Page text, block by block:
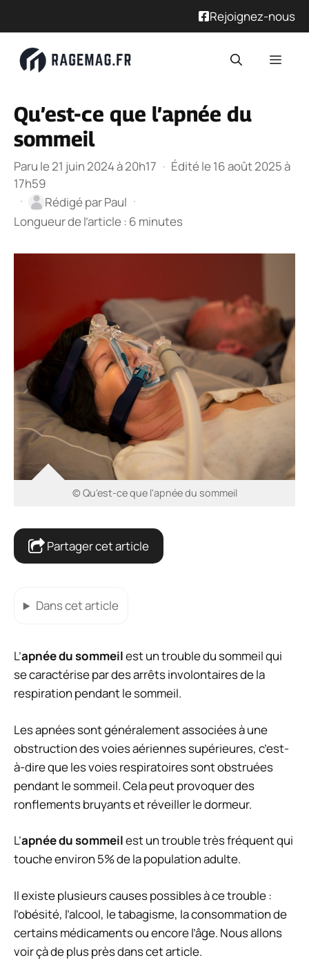
Rejoignez-nous
Qu’est-ce que l’apnée du
sommeil
Paru le 21 juin 2024 à 20h17 · Édité le 16 août 2025 à
17h59
·
Rédigé parPaul ·
Longueur de l’article : 6 minutes
© Qu'est-ce que l'apnée du sommeil
Partager cet article
Dans cet article
L’apnée du sommeilest un trouble du sommeil qui
se caractérise par des arrêts involontaires de la
respiration pendant le sommeil.
Les apnées sont généralement associées à une
obstruction des voies aériennes supérieures, c’est-
à-dire que les voies respiratoires sont obstruées
pendant le sommeil. Cela peut provoquer des
ronflements bruyants et réveiller le dormeur.
L’apnée du sommeilest un trouble très fréquent qui
touche environ 5% de la population adulte.
Il existe plusieurs causes possibles à ce trouble :
l’obésité, l’alcool, le tabagisme, la consommation de
certains médicaments ou encore l’âge. Nous allons
voir çà de plus près dans cet article.